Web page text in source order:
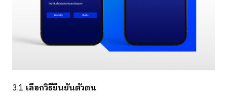
3.1 เลือกวิธียืนยันตัวตน